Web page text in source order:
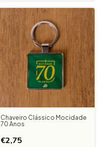
Chaveiro Clássico Mocidade
70 Anos
€2,75